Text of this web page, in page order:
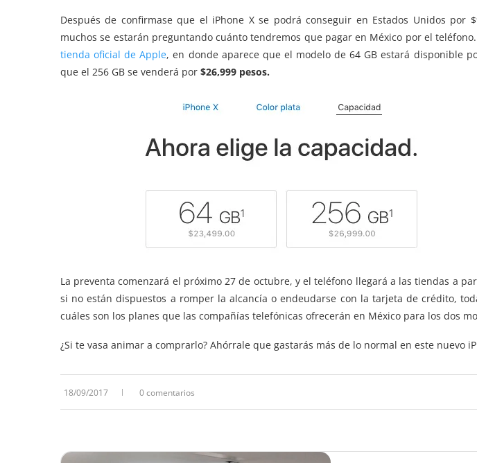
Después de confirmase que el iPhone X se podrá conseguir en Estados Unidos por
muchos se estarán preguntando cuánto tendremos que pagar en México por el
tienda oficial de Apple, en donde aparece que el modelo de 64 GB estará disponible
que el 256 GB se venderá por $26,999 pesos.
La preventa comenzará el próximo 27 de octubre, y el teléfono llegará a las tiendas a
si no están dispuestos a romper la alcancía o endeudarse con la tarjeta de crédito,
cuáles son los planes que las compañías telefónicas ofrecerán en México para los dos
¿Si te vasa animar a comprarlo? Ahórrale que gastarás más de lo normal en este nuevo
18/09/2017 0 comentarios